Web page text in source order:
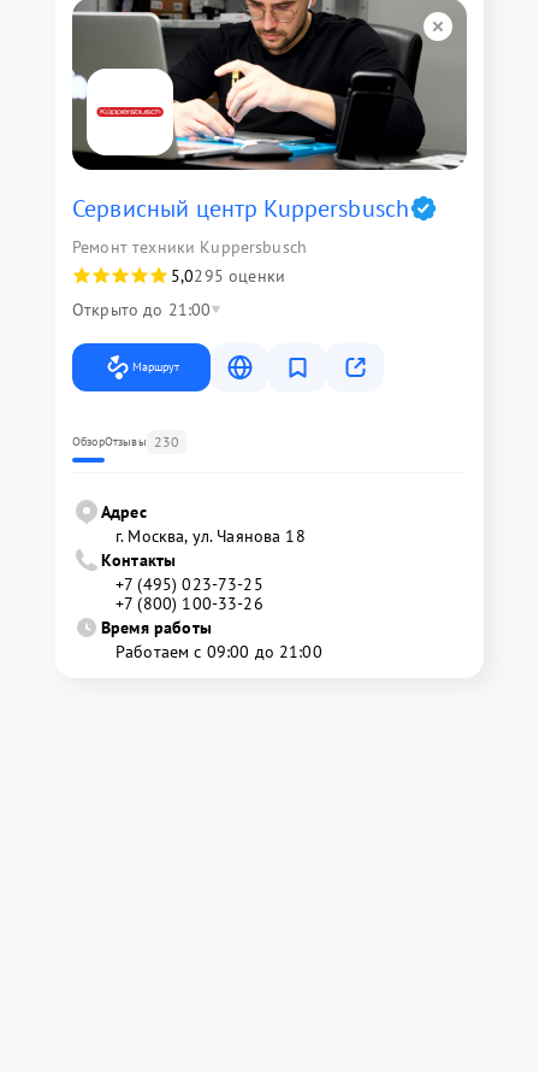
Сервисный центр Kuppersbusch
Ремонт техники Kuppersbusch
5,0295 оценки
Открыто до 21:00
Маршрут
ОбзорОтзывы 230
Адрес
г. Москва, ул. Чаянова 18
Контакты
+7 (495) 023-73-25
+7 (800) 100-33-26
Время работы
Работаем с 09:00 до 21:00